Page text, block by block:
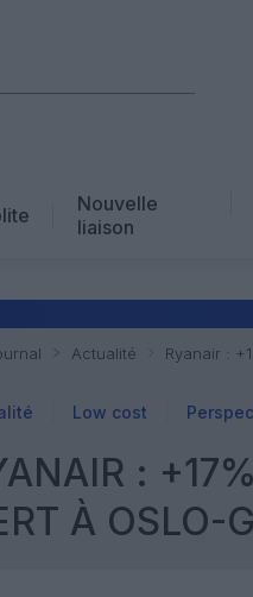
Nouvelle
liaison
Actualité Ryanair :
Low cost
:
À OSLO-